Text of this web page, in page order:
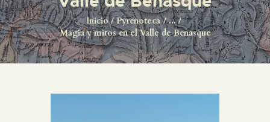
Inicio Pyrenoteca
...
Magia y mitos en el Valle de Benasque
PYRENOTECA 4.0
PROYECTOS
LA RED